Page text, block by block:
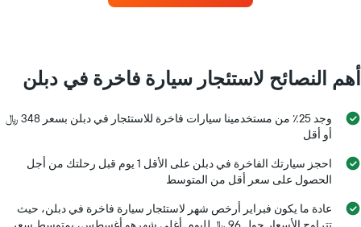
محور
Y
يعرض
تأجير
سيارات
المخطط
أهم النصائح لاستئجار سيارة فاخرة في دبلن
وجد 25٪ من مستخدمينا سيارات فاخرة للاستئجار في دبلن بسعر 348 ﷼
أو أقل
احجز سيارتك الفاخرة في دبلن على الأقل 1 يوم قبل رحلتك من أجل
الحصول على سعر أقل من المتوسط
عادة ما يكون فبراير أرخص شهر لاستئجار سيارة فاخرة في دبلن، حيث